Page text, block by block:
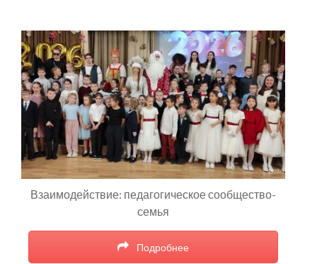
Взаимодействие: педагогическое сообщество-
семья
Подробнее